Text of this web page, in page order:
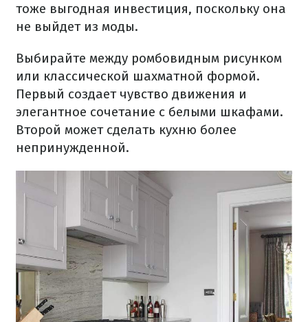
тоже выгодная инвестиция, поскольку она
не выйдет из моды.
Выбирайте между ромбовидным рисунком
или классической шахматной формой.
Первый создает чувство движения и
элегантное сочетание с белыми шкафами.
Второй может сделать кухню более
непринужденной.